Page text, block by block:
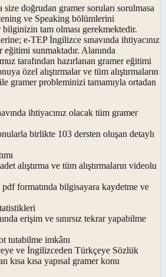
size doğrudan gramer soruları sorulmasa
ve Speaking bölümlerini
tam olması gerekmektedir.
e-TEP İngilizce sınavında ihtiyacınız
eğitimi sunmaktadır. Alanında
tarafından hazırlanan gramer eğitimi
özel alıştırmalar ve tüm alıştırmaların
gramer probleminizi tamamıyla ortadan
ihtiyacınız olacak tüm gramer
birlikte 103 dersten oluşan detaylı
alıştırma ve tüm alıştırmaların videolu
pdf formatında bilgisayara kaydetme ve
erişim ve sınırsız tekrar yapabilme
tutabilme imkânı
ve İngilizceden Türkçeye Sözlük
kısa kısa yapısal gramer konu